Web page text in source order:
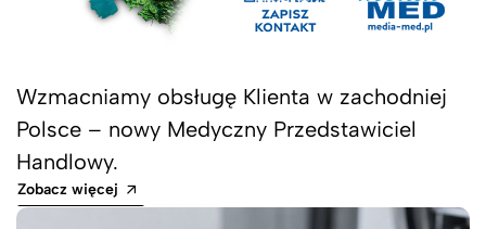
Wzmacniamy obsługę Klienta w zachodniej
Polsce – nowy Medyczny Przedstawiciel
Handlowy.
Zobacz więcej